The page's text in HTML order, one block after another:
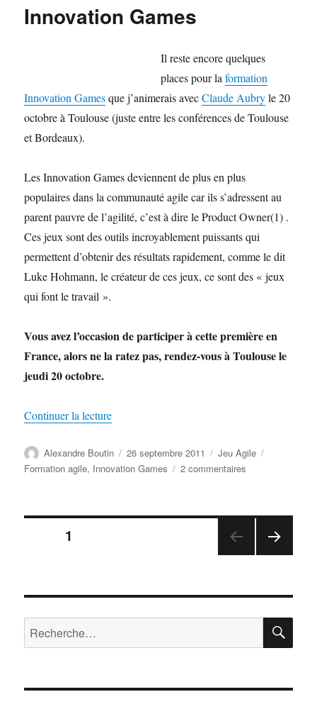
Innovation Games
Il reste encore quelques
places pour laformation
Innovation Gamesque j’animerais avecClaude Aubryle 20
octobre à Toulouse (juste entre les conférences de Toulouse
et Bordeaux).
Les Innovation Games deviennent de plus en plus
populaires dans la communauté agile car ils s’adressent au
parent pauvre de l’agilité, c’est à dire le Product Owner(1) .
Ces jeux sont des outils incroyablement puissants qui
permettent d’obtenir des résultats rapidement, comme le dit
Luke Hohmann, le créateur de ces jeux, ce sont des « jeux
qui font le travail ».
Vous avez l’occasion de participer à cette première en
France, alors ne la ratez pas, rendez-vous à Toulouse le
jeudi 20 octobre.
Continuer la lecturede « Innovation Games »
Auteur
Alexandre Boutin
Publié
le
26 septembre 2011 Catégories
Jeu Agile
Formation agile, Innovation Games 2 commentaires
Pagination
publications
1
E
Recherche
pour :